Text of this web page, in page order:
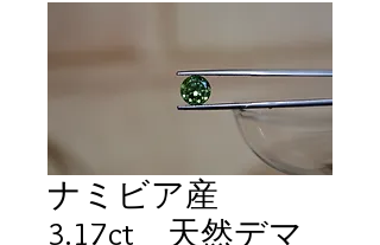
ナミビア産
3.17ct 天然デマ